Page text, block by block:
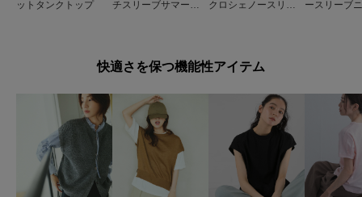
ットタンクトップ
チスリーブサマーニ
クロシェノースリー
ースリーブ
快適さを保つ機能性アイテム